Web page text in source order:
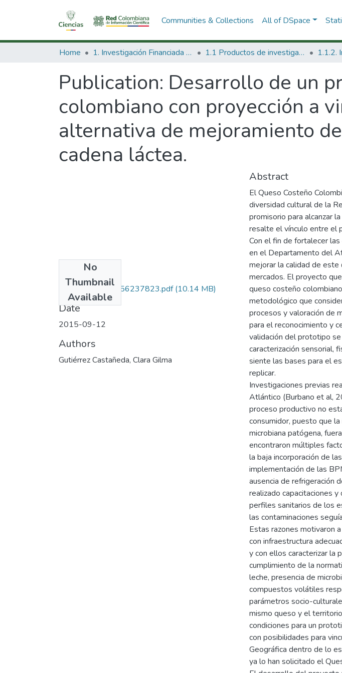
Communities & Collections All of DSpace
Home 1. Investigación Financiada con Recursos Públicos 1.1 Productos de investigación 1.1.2.
Publication: Desarrollo de un
colombiano con proyección a
alternativa de mejoramiento
cadena láctea.
No
Thumbnail
Available
Copia de 120956237823.pdf(10.14 MB)
Date
2015-09-12
Authors
Gutiérrez Castañeda, Clara Gilma
Abstract
El Queso Costeño
diversidad cultural de la
promisorio para alcanzar
resalte el vínculo entre el
Con el fin de fortalecer
en el Departamento del
mejorar la calidad de este
mercados. El proyecto
queso costeño
metodológico que
procesos y valoración de
para el reconocimiento y
validación del prototipo
caracterización sensorial,
siente las bases para el
replicar.
Investigaciones previas
Atlántico (Burbano et al,
proceso productivo no
consumidor, puesto que
microbiana patógena,
encontraron múltiples
la baja incorporación de
implementación de las
ausencia de refrigeración
realizado capacitaciones
perfiles sanitarios de los
las contaminaciones
Estas razones motivaron
con infraestructura
y con ellos caracterizar la
cumplimiento de la
leche, presencia de
compuestos volátiles
parámetros socio-
mismo queso y el
condiciones para un
con posibilidades para
Geográfica dentro de lo
ya lo han solicitado el